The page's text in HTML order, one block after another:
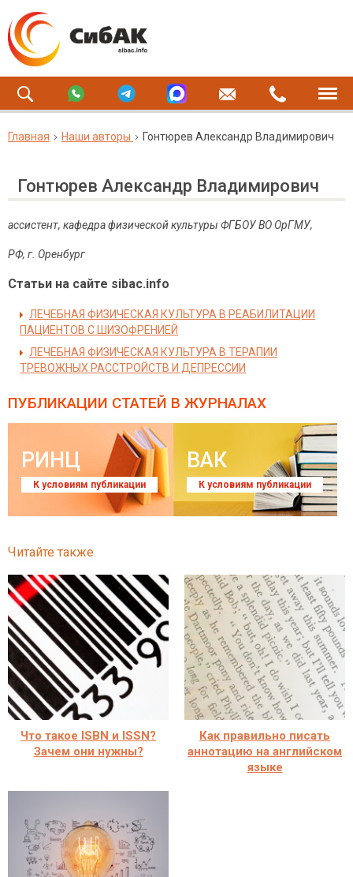
Главная Наши авторы Гонтюрев Александр Владимирович
Гонтюрев Александр Владимирович
ассистент, кафедра физической культуры ФГБОУ ВО ОрГМУ,
РФ, г. Оренбург
Статьи на сайте sibac.info
ЛЕЧЕБНАЯ ФИЗИЧЕСКАЯ КУЛЬТУРА В РЕАБИЛИТАЦИИ
ПАЦИЕНТОВ С ШИЗОФРЕНИЕЙ
ЛЕЧЕБНАЯ ФИЗИЧЕСКАЯ КУЛЬТУРА В ТЕРАПИИ
ТРЕВОЖНЫХ РАССТРОЙСТВ И ДЕПРЕССИИ
ПУБЛИКАЦИИ СТАТЕЙ В ЖУРНАЛАХ
РИНЦ
К условиям публикации
ВАК
К условиям публикации
Читайте также
Что такое ISBN и ISSN?
Зачем они нужны?
Как правильно писать
аннотацию на английском
языке